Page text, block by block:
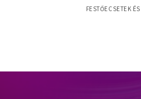
FESTŐECSETEK